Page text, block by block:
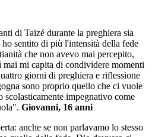
di Taizé durante la preghiera sia
sentito di più l'intensità della fede
che non avevo mai percepito,
mai mi capita di condividere momenti
giorni di preghiera e riflessione
sono proprio quello che ci vuole
impegnativo come
Giovanni, 16 anni
anche se non parlavamo lo stesso